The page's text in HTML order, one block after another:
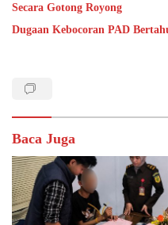
Secara Gotong Royong
Dugaan Kebocoran PAD
Baca Juga